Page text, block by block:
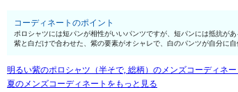
コーディネートのポイント
ポロシャツには短パンが相性がいいパンツですが、短パンには抵抗が
紫と白だけで合わせた、紫の要素がオシャレで、白のパンツが自分に
明るい紫のポロシャツ（半そで, 総柄）のメンズコーディネ
夏のメンズコーディネートをもっと見る